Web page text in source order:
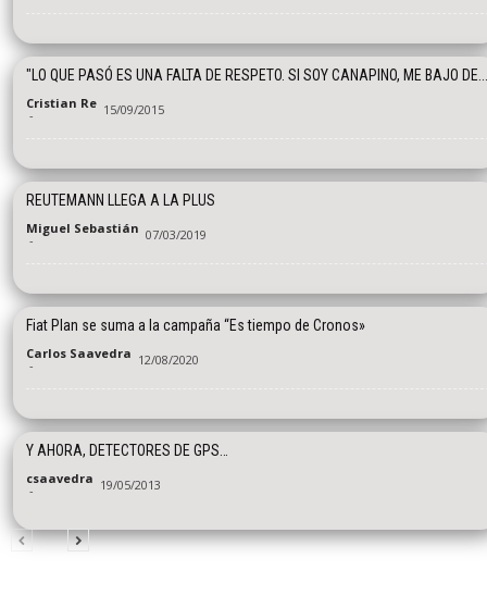
"LO QUE PASÓ ES UNA FALTA DE RESPETO. SI SOY CANAPINO, ME BAJO DE...
Cristian Re
- 15/09/2015
REUTEMANN LLEGA A LA PLUS
Miguel Sebastián
- 07/03/2019
Fiat Plan se suma a la campaña “Es tiempo de Cronos»
Carlos Saavedra
- 12/08/2020
Y AHORA, DETECTORES DE GPS…
csaavedra
- 19/05/2013